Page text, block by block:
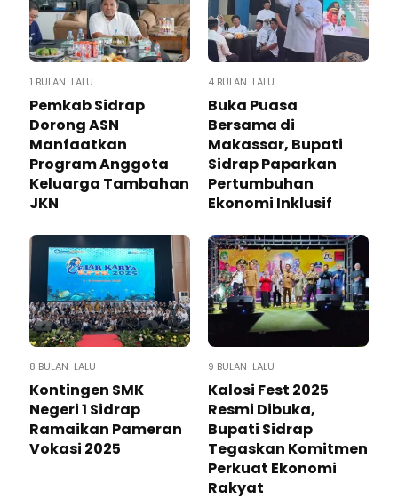
1 BULAN LALU
Pemkab Sidrap
Dorong ASN
Manfaatkan
Program Anggota
Keluarga Tambahan
JKN
4 BULAN LALU
Buka Puasa
Bersama di
Makassar, Bupati
Sidrap Paparkan
Pertumbuhan
Ekonomi Inklusif
8 BULAN LALU
Kontingen SMK
Negeri 1 Sidrap
Ramaikan Pameran
Vokasi 2025
9 BULAN LALU
Kalosi Fest 2025
Resmi Dibuka,
Bupati Sidrap
Tegaskan Komitmen
Perkuat Ekonomi
Rakyat